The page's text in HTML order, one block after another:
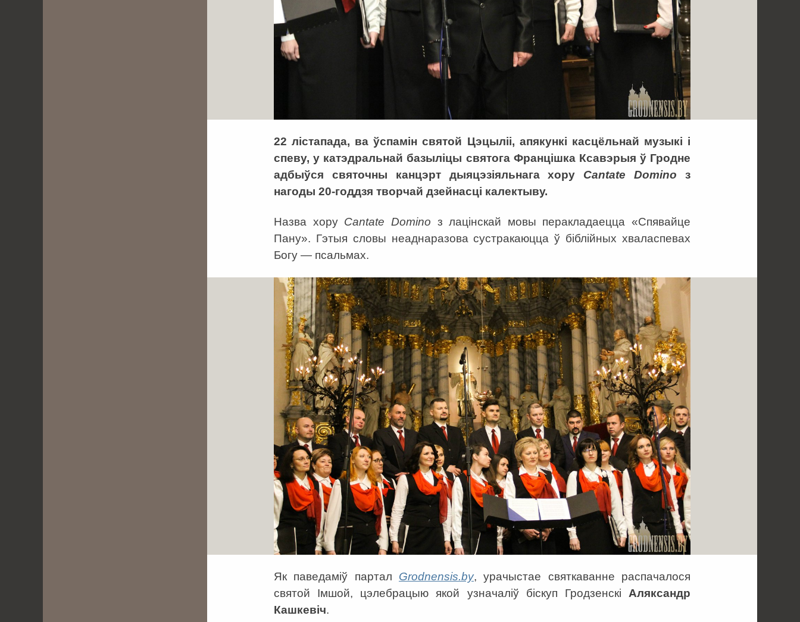
22 лістапада, ва ўспамін святой Цэцыліі, апякункі касцёльнай музыкі і
спеву, у катэдральнай базыліцы святога Францішка Ксавэрыя ў Гродне
адбыўся святочны канцэрт дыяцэзіяльнага хору Cantate Domino з
нагоды 20-годдзя творчай дзейнасці калектыву.
Назва хору Cantate Domino з лацінскай мовы перакладаецца «Спявайце
Пану». Гэтыя словы неаднаразова сустракаюцца ў біблійных хваласпевах
Богу — псальмах.
Як паведаміў партал Grodnensis.by, урачыстае святкаванне распачалося
святой Імшой, цэлебрацыю якой узначаліў біскуп Гродзенскі Аляксандр
Кашкевіч.